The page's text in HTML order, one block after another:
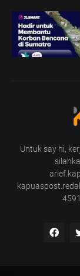
Untuk say hi,